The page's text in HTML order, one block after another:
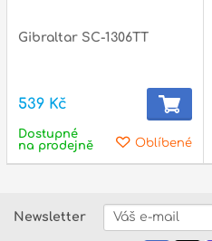
Gibraltar SC-1306TT
539 Kč
Oblíbené
Dostupné
na prodejně
Newsletter